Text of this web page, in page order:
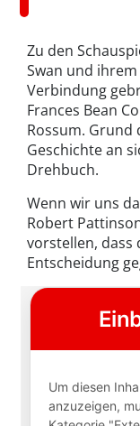
Zu den
Swan und
Verbindung
Frances Bean
Rossum.
Geschichte an
Drehbuch.
Wenn wir uns
Robert
vorstellen, dass
Entscheidung